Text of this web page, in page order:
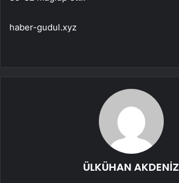
haber-gudul.xyz
ÜLKÜHAN AKDENİZ